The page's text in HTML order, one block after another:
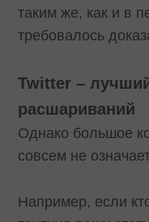
таким же, как и в
требовалось
Twitter –
расшариваний
Однако большое
совсем не
Например, если